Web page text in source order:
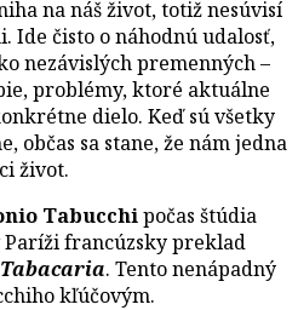
na náš život, totiž nesúvisí
čisto o náhodnú udalosť,
nezávislých premenných –
problémy, ktoré aktuálne
dielo. Keď sú všetky
občas sa stane, že nám jedna
život.
Tabucchipočas štúdia
francúzsky preklad
Tabacaria. Tento nenápadný
kľúčovým.